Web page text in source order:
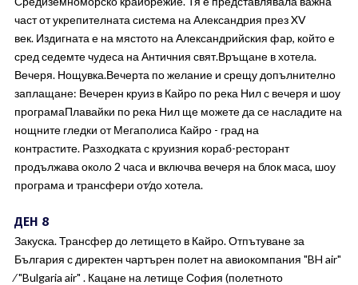
част от укрепителната система на Александрия през XV
век. Издигната е на мястото на Александрийския фар, който е
сред седемте чудеса на Античния свят.Връщане в хотела.
Вечеря. Нощувка.Вечерта по желание и срещу допълнително
заплащане: Вечерен круиз в Кайро по река Нил с вечеря и шоу
програмаПлавайки по река Нил ще можете да се насладите на
нощните гледки от Мегаполиса Кайро - град на
контрастите. Разходката с круизния кораб-ресторант
продължава около 2 часа и включва вечеря на блок маса, шоу
програма и трансфери от∕до хотела.
ДЕН 8
Закуска. Трансфер до летището в Кайро. Отпътуване за
България с директен чартърен полет на авиокомпания "BH air"
∕ "Bulgaria air" . Кацане на летище София (полетното